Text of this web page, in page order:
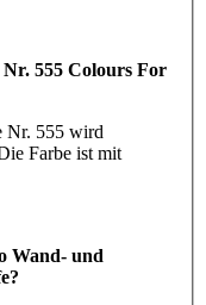
555 Colours For
Nr. 555 wird
Farbe ist mit
Wand- und